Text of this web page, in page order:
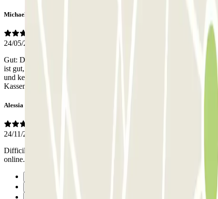
Michael
24/05/2026
Gut: Der Preis für das Parkhaus inkl. Ein- und Ausfahrten. Die Lage
ist gut, kein Stress mit Innenstadtverkehr. Schlecht: Kein Mitarbeiter
und kein Büro vor Ort! Kontakt vor Ausfahrt nur über Ruftaste am
Kassenautomaten. Langwieriges Erklären was man will
Alessia
24/11/2025
Difficile trovare il personale per l'attivazione del voucher pagato già
online. segnaletica insufficiente